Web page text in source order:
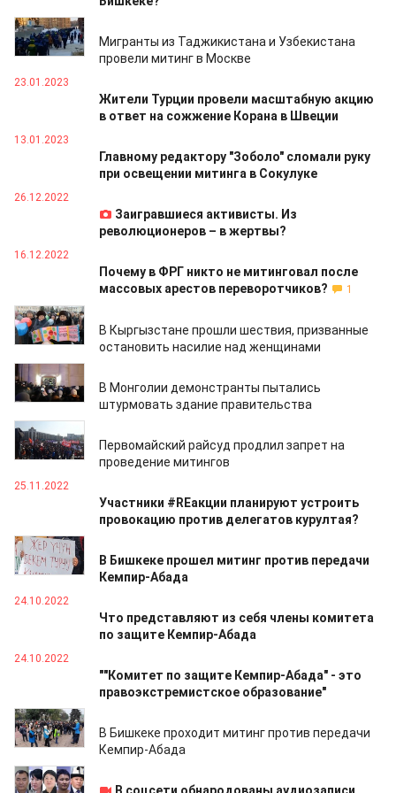
24.02.2023
Мигранты из Таджикистана и Узбекистана
провели митинг в Москве
23.01.2023
Жители Турции провели масштабную акцию
в ответ на сожжение Корана в Швеции
13.01.2023
Главному редактору "Зоболо" сломали руку
при освещении митинга в Сокулуке
26.12.2022
Заигравшиеся активисты. Из
революционеров – в жертвы?
16.12.2022
Почему в ФРГ никто не митинговал после
массовых арестов переворотчиков?
1
10.12.2022
В Кыргызстане прошли шествия, призванные
остановить насилие над женщинами
06.12.2022
В Монголии демонстранты пытались
штурмовать здание правительства
02.12.2022
Первомайский райсуд продлил запрет на
проведение митингов
25.11.2022
Участники #REакции планируют устроить
провокацию против делегатов курултая?
15.11.2022
В Бишкеке прошел митинг против передачи
Кемпир-Абада
24.10.2022
Что представляют из себя члены комитета
по защите Кемпир-Абада
24.10.2022
""Комитет по защите Кемпир-Абада" - это
правоэкстремистское образование"
24.10.2022
В Бишкеке проходит митинг против передачи
Кемпир-Абада
23.10.2022